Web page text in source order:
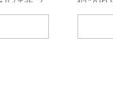
事では、
た。
けの
機能